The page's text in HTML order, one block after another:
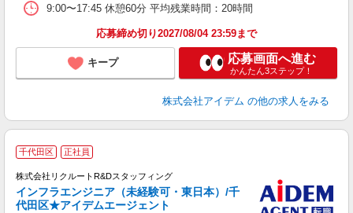
9:00〜17:45 休憩60分 平均残業時間：20時間
応募締め切り2027/08/04 23:59まで
キープ 応募画面へ進む
かんたん3ステップ！
株式会社アイデム の他の求人をみる
千代田区 正社員
株式会社リクルートR&Dスタッフィング
インフラエンジニア（未経験可・東日本）/千
代田区★アイデムエージェント